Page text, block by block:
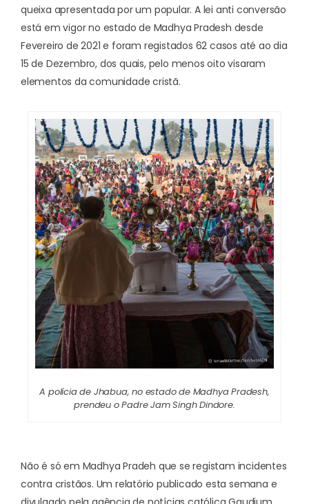
queixa apresentada por um popular. A lei anti conversão
está em vigor no estado de Madhya Pradesh desde
Fevereiro de 2021 e foram registados 62 casos até ao dia
15 de Dezembro, dos quais, pelo menos oito visaram
elementos da comunidade cristã.
A polícia de Jhabua, no estado de Madhya Pradesh,
prendeu o Padre Jam Singh Dindore.
Não é só em Madhya Pradeh que se registam incidentes
contra cristãos. Um relatório publicado esta semana e